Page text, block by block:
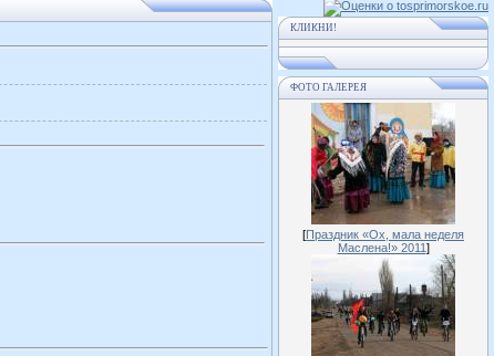
КЛИКНИ!
ФОТО ГАЛЕРЕЯ
[Праздник «Ох, мала неделя
Маслена!» 2011]